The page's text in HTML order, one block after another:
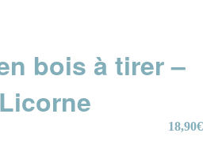
bois à tirer –
Licorne
18,90€